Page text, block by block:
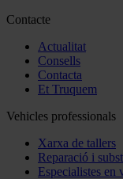
Contacte
Actualitat
Consells
Contacta
Et Truquem
Vehicles professionals
Xarxa de tallers
Reparació i
Especialistes en